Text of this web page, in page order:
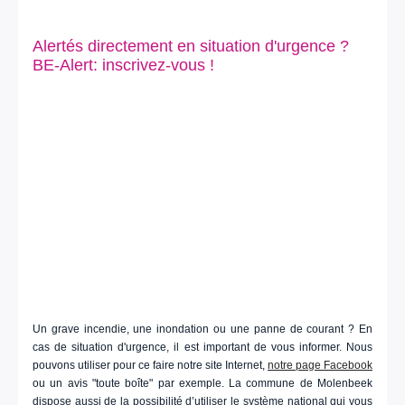
Alertés directement en situation d'urgence ?
BE-Alert: inscrivez-vous !
Un grave incendie, une inondation ou une panne de courant ? En
cas de situation d'urgence, il est important de vous informer. Nous
pouvons utiliser pour ce faire notre site Internet, notre page Facebook
ou un avis "toute boîte" par exemple. La commune de Molenbeek
dispose aussi de la possibilité d’utiliser le système national qui vous